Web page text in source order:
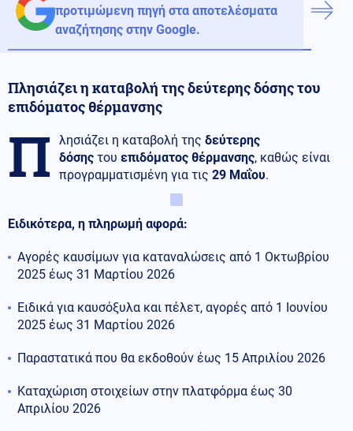
προτιμώμενη πηγή στα αποτελέσματα
αναζήτησης στην Google.
Πλησιάζει η καταβολή της δεύτερης δόσης του
επιδόματος θέρμανσης
Π λησιάζει η καταβολή της δεύτερης
δόσης του επιδόματος θέρμανσης, καθώς είναι
προγραμματισμένη για τις 29 Μαΐου.
Ειδικότερα, η πληρωμή αφορά:
Αγορές καυσίμων για καταναλώσεις από 1 Οκτωβρίου
2025 έως 31 Μαρτίου 2026
Ειδικά για καυσόξυλα και πέλετ, αγορές από 1 Ιουνίου
2025 έως 31 Μαρτίου 2026
Παραστατικά που θα εκδοθούν έως 15 Απριλίου 2026
Καταχώριση στοιχείων στην πλατφόρμα έως 30
Απριλίου 2026